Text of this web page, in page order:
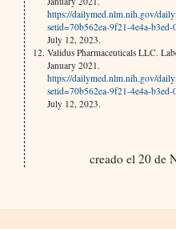
https://dailymed.nlm.nih.gov/
setid=70b562ea-9f21-4e4a-
July 12, 2023.
Validus Pharmaceuticals LLC.
January 2021.
https://dailymed.nlm.nih.gov/
setid=70b562ea-9f21-4e4a-
July 12, 2023.
creado el 20 de